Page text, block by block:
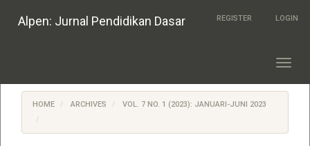
jump
Navigation
Main
Content
Alpen: Jurnal Pendidikan Dasar REGISTER LOGIN
HOME ARCHIVES VOL. 7 NO. 1 (2023): JANUARI-JUNI 2023